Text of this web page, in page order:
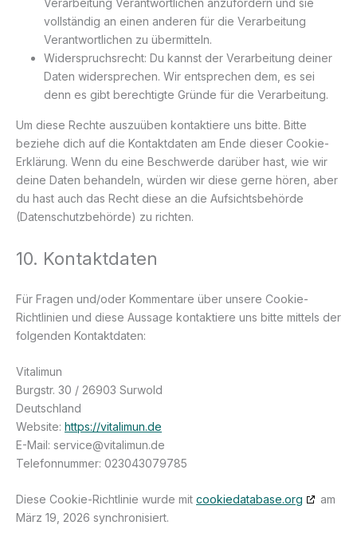
Verarbeitung Verantwortlichen anzufordern und sie
vollständig an einen anderen für die Verarbeitung
Verantwortlichen zu übermitteln.
Widerspruchsrecht: Du kannst der Verarbeitung deiner
Daten widersprechen. Wir entsprechen dem, es sei
denn es gibt berechtigte Gründe für die Verarbeitung.
Um diese Rechte auszuüben kontaktiere uns bitte. Bitte
beziehe dich auf die Kontaktdaten am Ende dieser Cookie-
Erklärung. Wenn du eine Beschwerde darüber hast, wie wir
deine Daten behandeln, würden wir diese gerne hören, aber
du hast auch das Recht diese an die Aufsichtsbehörde
(Datenschutzbehörde) zu richten.
10. Kontaktdaten
Für Fragen und/oder Kommentare über unsere Cookie-
Richtlinien und diese Aussage kontaktiere uns bitte mittels der
folgenden Kontaktdaten:
Vitalimun
Burgstr. 30 / 26903 Surwold
Deutschland
Website: https://vitalimun.de
E-Mail: service@vitalimun.de
Telefonnummer: 023043079785
Diese Cookie-Richtlinie wurde mit cookiedatabase.org
am
März 19, 2026 synchronisiert.